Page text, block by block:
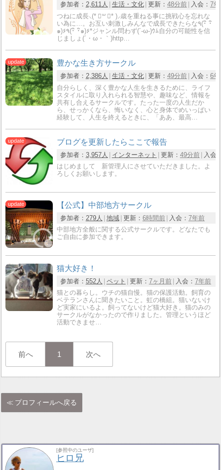
参加者： 2,611人 生活・文化 更新： 48分前 入会： 7
つねに成長⸜(* ॑꒳ ॑* )⸝歳を重ねる事に挑戦心を忘れな
い為に…。お互い刺激しみんなで成長できたらな٩(･ิ ･ิ
๑)۶٩(･ิ ･ิ๑)۶*ジャンル問わず(´-ω-)ｳﾑ自分の可能性を信
じましょ(´・ω・｀)http…
豊かな生き方サークル
参加者： 2,386人 生活・文化 更新： 49分前 入会： 6
自分らしく、深く豊かな人生を生きるために、ライフ
スタイルに取り入れられる智慧や、趣味など、情報を
共有し合えるサークルです。たった一度の人生だか
ら、せっかくなら、悔いなく、心と身体でめいっぱい
経験して、人生を終えるときに、「ああ、最高…
ブログを更新したらここで報告
参加者： 3,957人 インターネット 更新： 49分前
入会
はじめまして 新管理人にさせていただきました。よ
ろしくお願いします。
【公式】中部地方サークル
参加者： 279人 地域 更新： 6時間前 入会： 7年前
中部地方全般に関する公式サークルです。どなたでも
ご自由に参加できます。
猫大好き！
参加者： 552人 ペット 更新： 7ヶ月前 入会： 7年前
猫との暮らし。ウチの猫自慢。猫の保護活動。飼育の
ベテランさんに聞きたいこと。虹の橋組。猫いないけ
ど実家にいるよ。飼ってないけど猫大好き。猫のみの
サークルがなかったので作りました。管理というほど
活動できませ…
前へ 1 次へ
プロフィールへ戻る
[参照中のユーザ]
ヒロ兄